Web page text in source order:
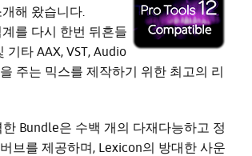
해 왔습니다.
를 다시 한번 뒤흔들
타 AAX, VST, Audio
주는 믹스를 제작하기 위한 최고의 리
Bundle은 수백 개의 다재다능하고 정
브를 제공하며, Lexicon의 방대한 사운